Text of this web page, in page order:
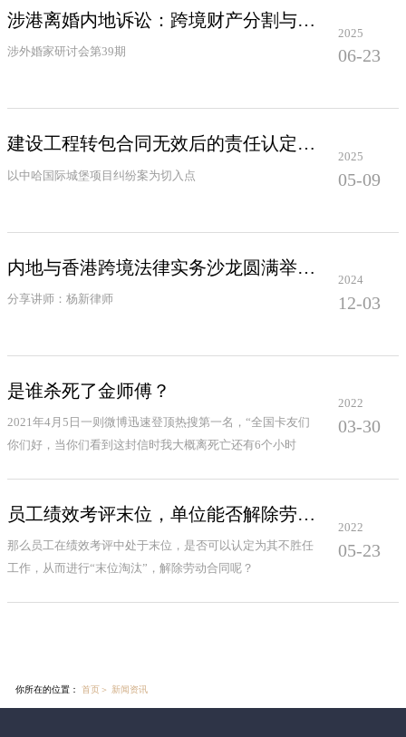
涉港离婚内地诉讼：跨境财产分割与管辖权博弈案例精析
涉外婚家研讨会第39期
2025
06-23
建设工程转包合同无效后的责任认定与实际施工人权益保护
以中哈国际城堡项目纠纷案为切入点
2025
05-09
内地与香港跨境法律实务沙龙圆满举行——聚焦香港民事诉讼程序
分享讲师：杨新律师
2024
12-03
是谁杀死了金师傅？
2021年4月5日一则微博迅速登顶热搜第一名，“全国卡友们
你们好，当你们看到这封信时我大概离死亡还有6个小时
2022
03-30
员工绩效考评末位，单位能否解除劳动合同？
那么员工在绩效考评中处于末位，是否可以认定为其不胜任
工作，从而进行“末位淘汰”，解除劳动合同呢？
2022
05-23
你所在的位置： 首页＞ 新闻资讯